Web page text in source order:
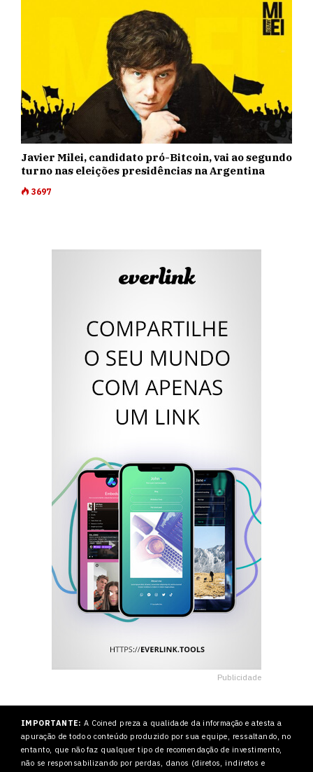
Javier Milei, candidato pró-Bitcoin, vai ao segundo
turno nas eleições presidências na Argentina
3697
Publicidade
IMPORTANTE: A Coined preza a qualidade da informação e atesta a
apuração de todo o conteúdo produzido por sua equipe, ressaltando, no
entanto, que não faz qualquer tipo de recomendação de investimento,
não se responsabilizando por perdas, danos (diretos, indiretos e